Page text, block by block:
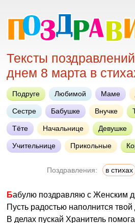
Тексты
днем 8 марта в
Подруге Любимой Маме
Сестре Бабушке Внучке
Тёте Начальнице Девушке
Учительнице Прикольные
Поздравления: в стихах
Бабулю поздравляю с Женским
Пусть радостью наполнится твой
В делах пускай Хранитель